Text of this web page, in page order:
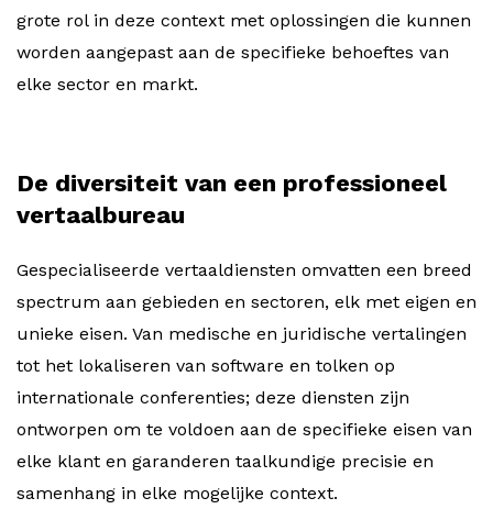
grote rol in deze context met oplossingen die kunnen
worden aangepast aan de specifieke behoeftes van
elke sector en markt.
De diversiteit van een professioneel
vertaalbureau
Gespecialiseerde vertaaldiensten omvatten een breed
spectrum aan gebieden en sectoren, elk met eigen en
unieke eisen. Van medische en juridische vertalingen
tot het lokaliseren van software en tolken op
internationale conferenties; deze diensten zijn
ontworpen om te voldoen aan de specifieke eisen van
elke klant en garanderen taalkundige precisie en
samenhang in elke mogelijke context.